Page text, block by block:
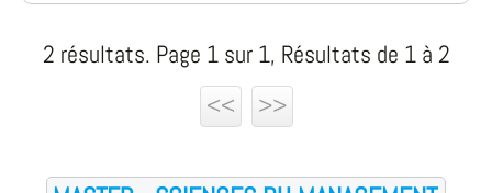
2 résultats. Page 1 sur 1, Résultats de 1 à 2
<<
>>